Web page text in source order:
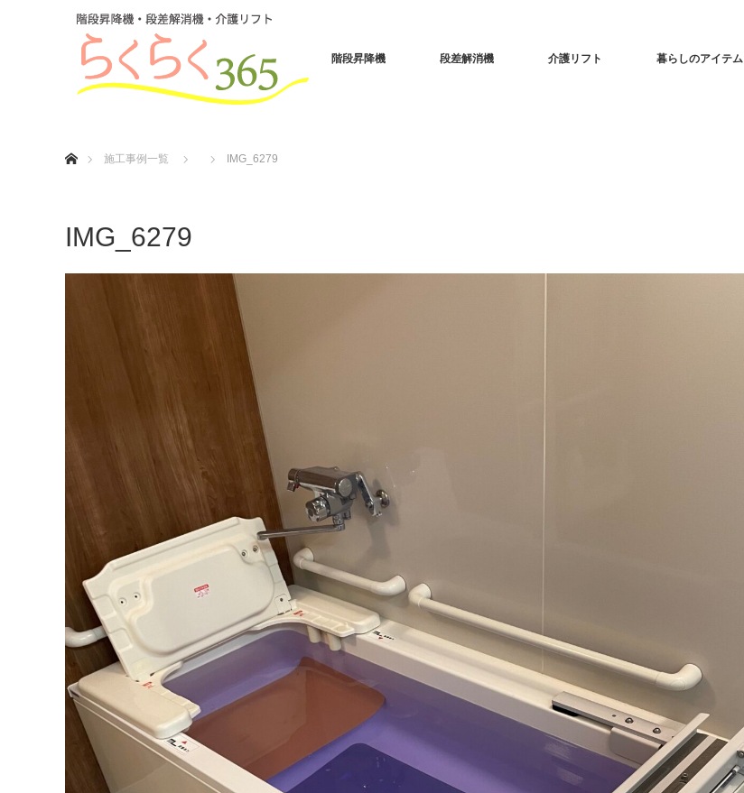
階段昇降機 段差解消機 介護リフト 暮らしのアイテム
施工事例一覧
IMG_6279
IMG_6279